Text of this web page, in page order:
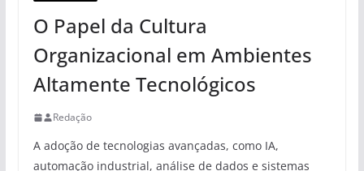
O Papel da Cultura
Organizacional em Ambientes
Altamente Tecnológicos
Redação
A adoção de tecnologias avançadas, como IA,
automação industrial, análise de dados e sistemas